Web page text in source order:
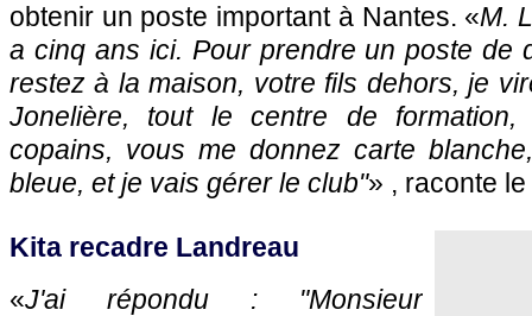
obtenir un poste important à Nantes. «M.
a cinq ans ici. Pour prendre un poste de
restez à la maison, votre fils dehors, je
Jonelière, tout le centre de
copains, vous me donnez carte
bleue, et je vais gérer le club"» , raconte
Kita recadre Landreau
«J'ai répondu : "Monsieur